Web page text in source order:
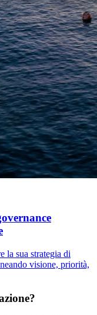
la sua strategia di
visione, priorità,